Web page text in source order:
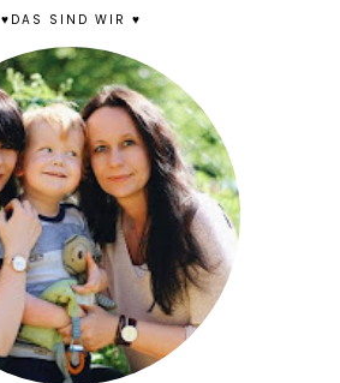
♥DAS SIND WIR ♥